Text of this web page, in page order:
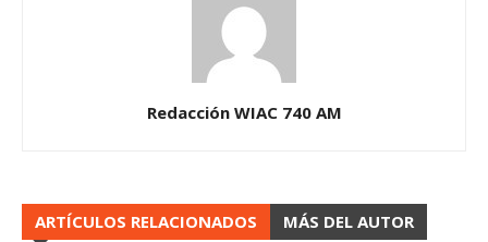
Redacción WIAC 740 AM
ARTÍCULOS RELACIONADOS MÁS DEL AUTOR